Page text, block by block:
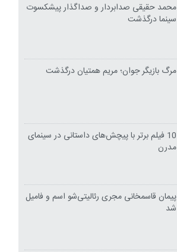
محمد حقیقی صدابردار و صداگذار پیشکسوت
سینما درگذشت
مرگ بازیگر جوان؛ مریم همتیان درگذشت
10 فیلم برتر با پیچش‌های داستانی در سینمای
مدرن
پیمان قاسمخانی مجری رئالیتی‌شو اسم و فامیل
شد